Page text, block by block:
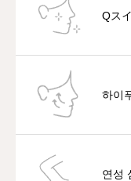
Qス
하이
연성